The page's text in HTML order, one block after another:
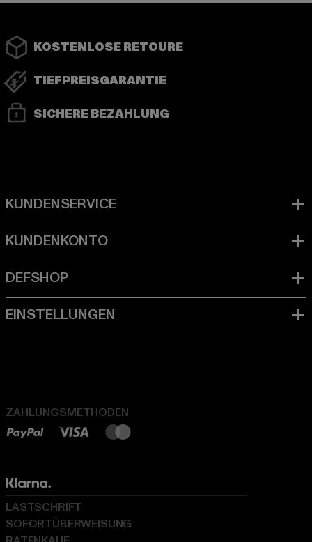
KOSTENLOSE RETOURE
TIEFPREISGARANTIE
SICHERE BEZAHLUNG
ZAHLUNGSMETHODEN
LASTSCHRIFT
SOFORTÜBERWEISUNG